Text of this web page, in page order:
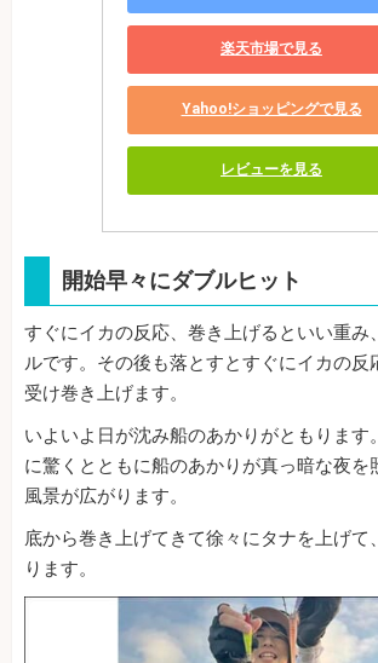
楽天市場で見る
Yahoo!ショッピングで見る
レビューを見る
開始早々にダブルヒット
すぐにイカの反応、巻き上げるといい重み
ルです。その後も落とすとすぐにイカの反
受け巻き上げます。
いよいよ日が沈み船のあかりがともります
に驚くとともに船のあかりが真っ暗な夜を
風景が広がります。
底から巻き上げてきて徐々にタナを上げて
ります。